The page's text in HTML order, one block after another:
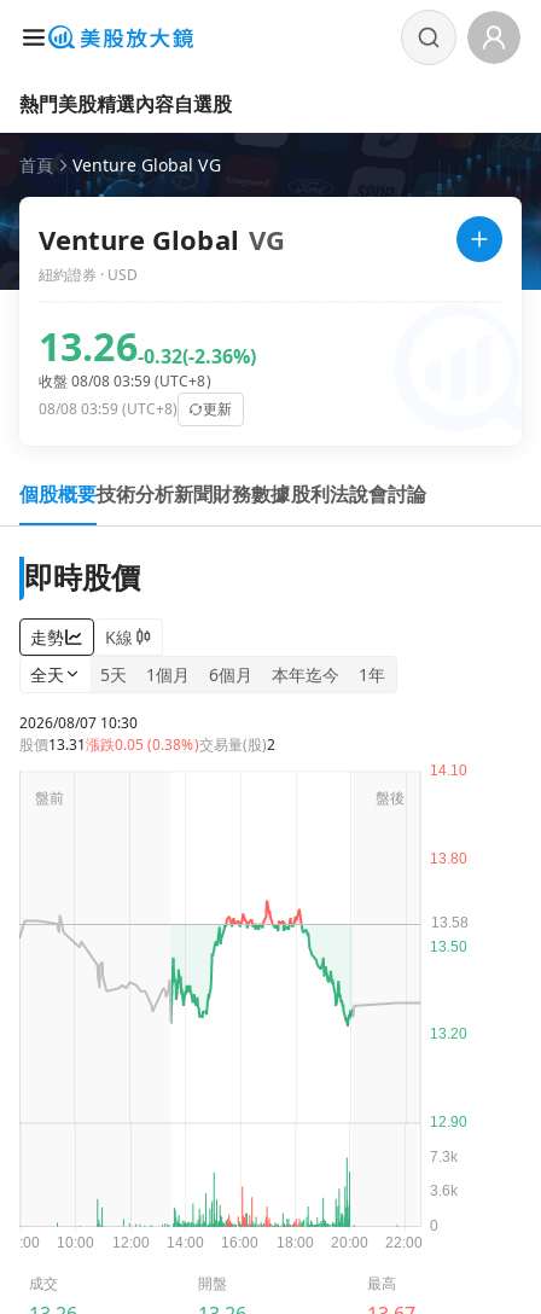
熱門美股精選內容自選股
首頁 Venture Global VG
Venture Global VG
紐約證券 · USD
13.26-0.32(-2.36%)
收盤 08/08 03:59 (UTC+8)
08/08 03:59 (UTC+8)
更新
個股概要技術分析新聞財務數據股利法說會討論
即時股價
走勢
K線
全天
5天 1個月 6個月 本年迄今 1年
2026/08/07 10:30
股價13.31漲跌0.05 (0.38%)交易量(股)2
成交 開盤 最高